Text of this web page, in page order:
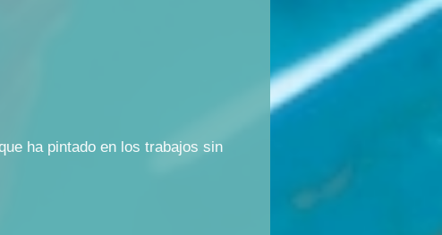
ha pintado en los trabajos sin